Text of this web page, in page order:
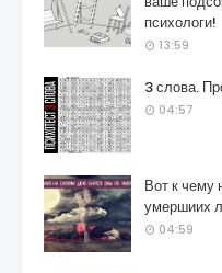
психологи!
13:59
3 слова.
04:57
Вот к чему
умершиих
04:59